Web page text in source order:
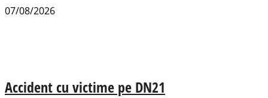
07/08/2026
Accident cu victime pe DN21